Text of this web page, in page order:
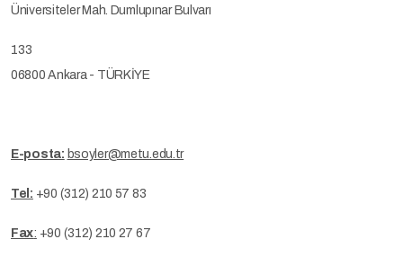
Üniversiteler Mah. Dumlupınar Bulvarı
133
06800 Ankara - TÜRKİYE
E-posta: bsoyler@metu.edu.tr
Tel: +90 (312) 210 57 83
Fax: +90 (312) 210 27 67